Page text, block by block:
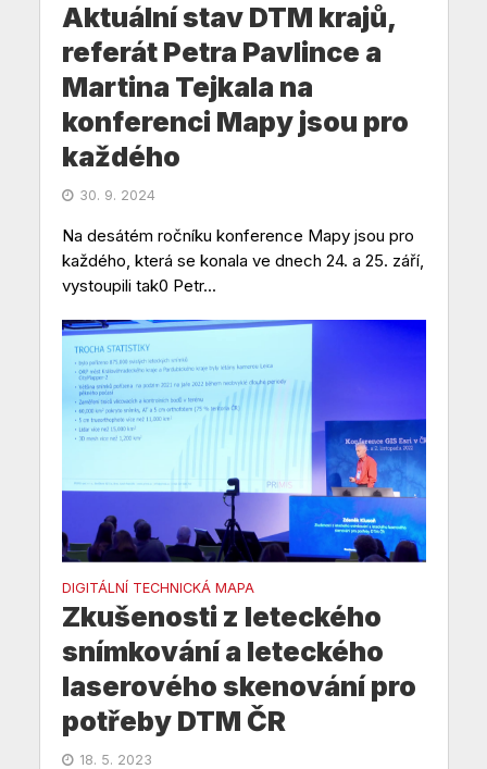
Aktuální stav DTM krajů,
referát Petra Pavlince a
Martina Tejkala na
konferenci Mapy jsou pro
každého
30. 9. 2024
Na desátém ročníku konference Mapy jsou pro
každého, která se konala ve dnech 24. a 25. září,
vystoupili tak0 Petr...
DIGITÁLNÍ TECHNICKÁ MAPA
Zkušenosti z leteckého
snímkování a leteckého
laserového skenování pro
potřeby DTM ČR
18. 5. 2023